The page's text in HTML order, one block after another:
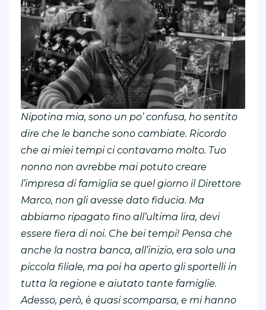
Nipotina mia, sono un po’ confusa, ho sentito
dire che le banche sono cambiate. Ricordo
che ai miei tempi ci contavamo molto. Tuo
nonno non avrebbe mai potuto creare
l’impresa di famiglia se quel giorno il Direttore
Marco, non gli avesse dato fiducia. Ma
abbiamo ripagato fino all’ultima lira, devi
essere fiera di noi. Che bei tempi! Pensa che
anche la nostra banca, all’inizio, era solo una
piccola filiale, ma poi ha aperto gli sportelli in
tutta la regione e aiutato tante famiglie.
Adesso, però, è quasi scomparsa, e mi hanno